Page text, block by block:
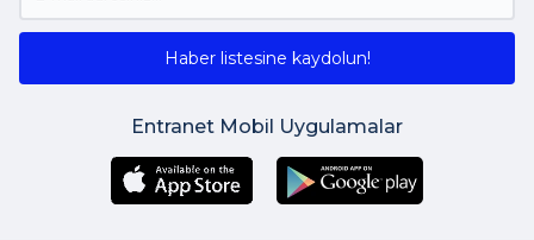
Haber listesine kaydolun!
Entranet Mobil Uygulamalar